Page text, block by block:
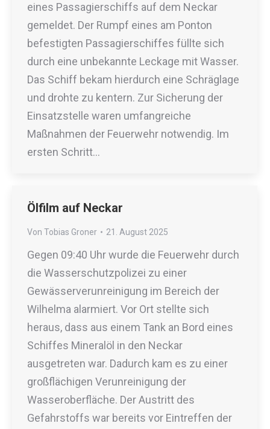
eines Passagierschiffs auf dem Neckar
gemeldet. Der Rumpf eines am Ponton
befestigten Passagierschiffes füllte sich
durch eine unbekannte Leckage mit Wasser.
Das Schiff bekam hierdurch eine Schräglage
und drohte zu kentern. Zur Sicherung der
Einsatzstelle waren umfangreiche
Maßnahmen der Feuerwehr notwendig. Im
ersten Schritt…
Ölfilm auf Neckar
Von Tobias Groner 21. August 2025
Gegen 09:40 Uhr wurde die Feuerwehr durch
die Wasserschutzpolizei zu einer
Gewässerverunreinigung im Bereich der
Wilhelma alarmiert. Vor Ort stellte sich
heraus, dass aus einem Tank an Bord eines
Schiffes Mineralöl in den Neckar
ausgetreten war. Dadurch kam es zu einer
großflächigen Verunreinigung der
Wasseroberfläche. Der Austritt des
Gefahrstoffs war bereits vor Eintreffen der